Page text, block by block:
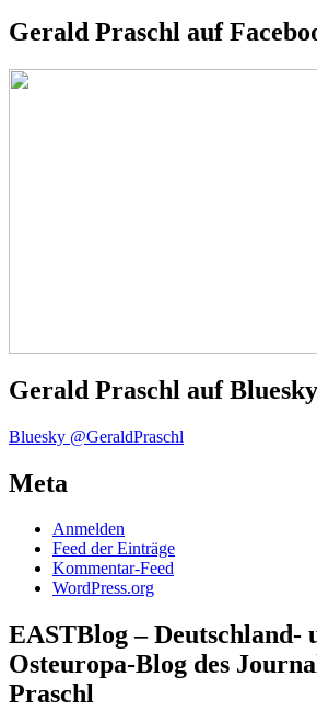
Gerald Praschl auf
Gerald Praschl auf Bluesky
Bluesky @GeraldPraschl
Meta
Anmelden
Feed der Einträge
Kommentar-Feed
WordPress.org
EASTBlog – Deutschland-
Osteuropa-Blog des
Praschl